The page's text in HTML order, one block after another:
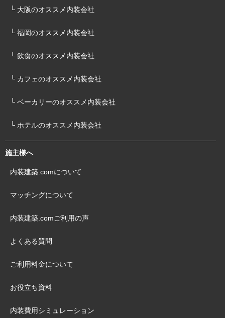
└ 大阪のオススメ内装会社
└ 福岡のオススメ内装会社
└ 飲食のオススメ内装会社
└ カフェのオススメ内装会社
└ ベーカリーのオススメ内装会社
└ ホテルのオススメ内装会社
施主様へ
内装建築.comについて
マッチングについて
内装建築.comご利用の声
よくある質問
ご利用料金について
お役立ち資料
内装費用シミュレーション